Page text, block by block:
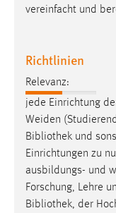
vereinfacht und
Richtlinien
Relevanz:
jede Einrichtung
Weiden
Bibliothek und
Einrichtungen zu
ausbildungs- und
Forschung, Lehre
Bibliothek, der